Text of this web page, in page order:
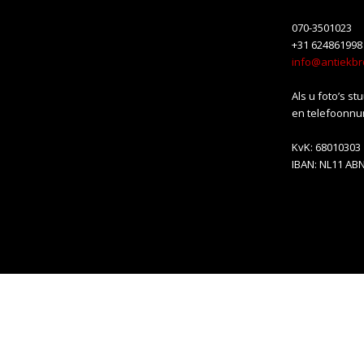
070-3501023
+31 624861998
Als u foto’s
en
KvK: 68010303
IBAN: NL11